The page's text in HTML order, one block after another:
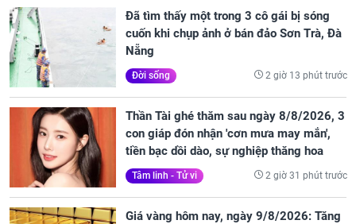
Đã tìm thấy một trong 3 cô gái bị sóng
cuốn khi chụp ảnh ở bán đảo Sơn Trà, Đà
Nẵng
Đời sống 2 giờ 13 phút trước
Thần Tài ghé thăm sau ngày 8/8/2026, 3
con giáp đón nhận 'cơn mưa may mắn',
tiền bạc dồi dào, sự nghiệp thăng hoa
Tâm linh - Tử vi 2 giờ 31 phút trước
Giá vàng hôm nay, ngày 9/8/2026: Tăng